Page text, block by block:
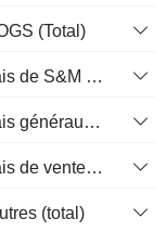
(Total)
Rémunération à base d'actions, frais de S&M (total)
Rémunération à base d'actions, frais généraux et administratifs (total)
Rémunération à base d'actions, frais de vente et d'administration (total)
(total)